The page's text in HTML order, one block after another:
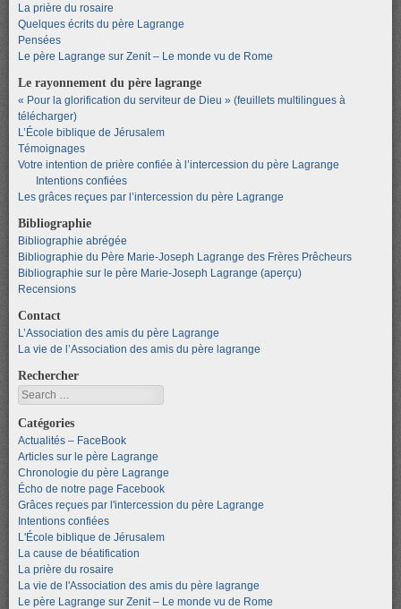
La prière du rosaire
Quelques écrits du père Lagrange
Pensées
Le père Lagrange sur Zenit – Le monde vu de Rome
Le rayonnement du père lagrange
« Pour la glorification du serviteur de Dieu » (feuillets multilingues à
télécharger)
L’École biblique de Jérusalem
Témoignages
Votre intention de prière confiée à l’intercession du père Lagrange
Intentions confiées
Les grâces reçues par l’intercession du père Lagrange
Bibliographie
Bibliographie abrégée
Bibliographie du Père Marie-Joseph Lagrange des Frères Prêcheurs
Bibliographie sur le père Marie-Joseph Lagrange (aperçu)
Recensions
Contact
L’Association des amis du père Lagrange
La vie de l’Association des amis du père lagrange
Rechercher
Search
Catégories
Actualités – FaceBook
Articles sur le père Lagrange
Chronologie du père Lagrange
Écho de notre page Facebook
Grâces reçues par l'intercession du père Lagrange
Intentions confiées
L'École biblique de Jérusalem
La cause de béatification
La prière du rosaire
La vie de l'Association des amis du père lagrange
Le père Lagrange sur Zenit – Le monde vu de Rome